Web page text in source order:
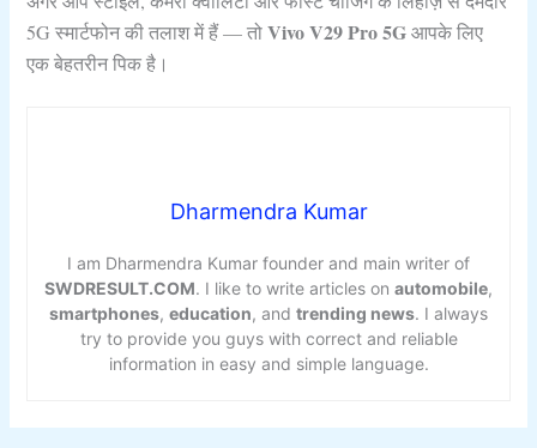
5G स्मार्टफोन की तलाश में हैं — तोVivo V29 Pro 5Gआपके लिए
एक बेहतरीन पिक है।
Dharmendra Kumar
I am Dharmendra Kumar founder and main writer of
SWDRESULT.COM. I like to write articles on automobile,
smartphones, education, and trending news. I always
try to provide you guys with correct and reliable
information in easy and simple language.